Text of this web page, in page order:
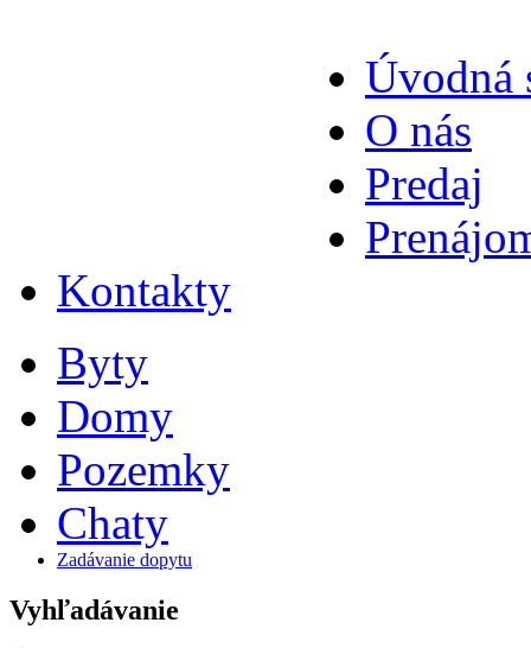
Úvodná
O nás
Predaj
Kontakty
Byty
Domy
Pozemky
Chaty
Zadávanie dopytu
Vyhľadávanie